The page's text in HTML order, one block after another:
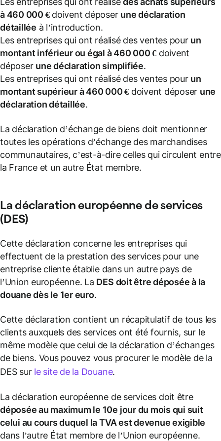
à 460 000 €doivent déposer une déclaration
détaillée à l’introduction.
Les entreprises qui ont réalisé des ventes pour un
montant inférieur ou égal à 460 000 € doivent
déposer une déclaration simplifiée.
Les entreprises qui ont réalisé des ventes pour un
montant supérieur à 460 000 € doivent déposer une
déclaration détaillée.
La déclaration d’échange de biens doit mentionner
toutes les opérations d’échange des marchandises
communautaires, c’est-à-dire celles qui circulent entre
la France et un autre État membre.
La déclaration européenne de services
(DES)
Cette déclaration concerne les entreprises qui
effectuent de la prestation des services pour une
entreprise cliente établie dans un autre pays de
l’Union européenne. La DES doit être déposée à la
douane dès le 1er euro.
Cette déclaration contient un récapitulatif de tous les
clients auxquels des services ont été fournis, sur le
même modèle que celui de la déclaration d’échanges
de biens. Vous pouvez vous procurer le modèle de la
DES sur le site de la Douane.
La déclaration européenne de services doit être
déposée au maximum le 10e jour du mois qui suit
celui au cours duquel la TVA est devenue exigible
dans l’autre État membre de l’Union européenne.